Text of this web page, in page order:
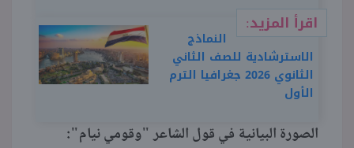
اقرأ المزيد:
النماذج
الاسترشادية للصف الثاني
الثانوي 2026 جغرافيا الترم
الأول
الصورة البيانية في قول الشاعر "وقومي نيام":